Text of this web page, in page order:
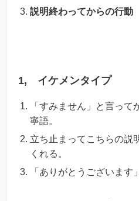
説明終わってからの行動
1, イケメンタイプ
「すみません」と言っ
寧語。
立ち止まってこちらの説
くれる。
「ありがとうございます